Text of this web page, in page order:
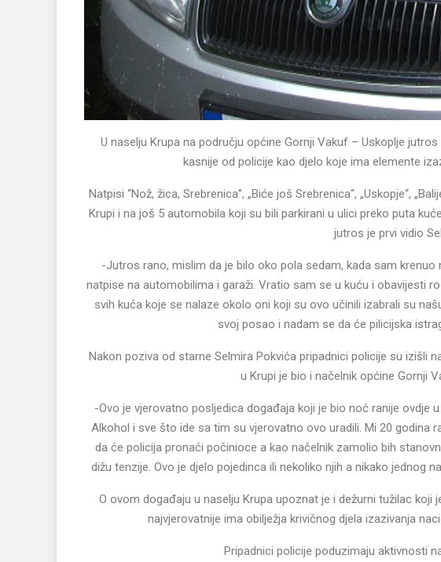
U naselju Krupa na području općine Gornji Vakuf – Uskoplje
kasnije od policije kao djelo koje ima elemente
Natpisi “Nož, žica, Srebrenica”, „Biće još Srebrenica“, „Uskopje“,
Krupi i na još 5 automobila koji su bili parkirani u ulici preko puta
jutros je prvi vidio
-Jutros rano, mislim da je bilo oko pola sedam, kada sam
natpise na automobilima i garaži. Vratio sam se u kuću i obavijesti
svih kuća koje se nalaze okolo oni koji su ovo učinili izabrali su
svoj posao i nadam se da će pilicijska
Nakon poziva od starne Selmira Pokvića pripadnici policije su izišli
u Krupi je bio i načelnik općine Gornji
-Ovo je vjerovatno posljedica događaja koji je bio noć ranije ovdje
Alkohol i sve što ide sa tim su vjerovatno ovo uradili. Mi 20 godina
da će policija pronaći počinioce a kao načelnik zamolio bih
dižu tenzije. Ovo je djelo pojedinca ili nekoliko njih a nikako jednog
O ovom događaju u naselju Krupa upoznat je i dežurni tužilac
najvjerovatnije ima obilježja krivičnog djela izazivanja
Pripadnici policije poduzimaju aktivnosti